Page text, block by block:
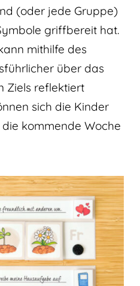
(oder jede Gruppe)
griffbereit hat.
mithilfe des
über das
Ziels reflektiert
sich die Kinder
kommende Woche